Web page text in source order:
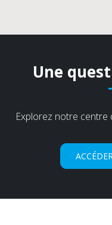
Une
Explorez notre centre